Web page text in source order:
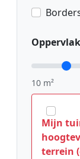
10 m²
Mijn
terrein